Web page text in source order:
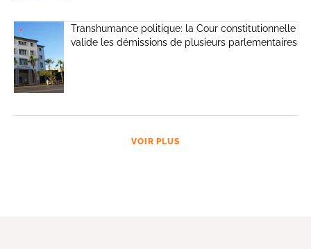
Transhumance politique: la Cour constitutionnelle
valide les démissions de plusieurs parlementaires
VOIR PLUS